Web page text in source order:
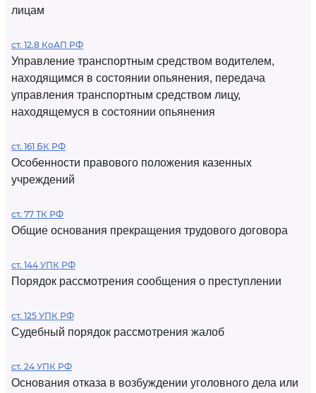
лицам
ст. 12.8 КоАП РФ
Управление транспортным средством водителем,
находящимся в состоянии опьянения, передача
управления транспортным средством лицу,
находящемуся в состоянии опьянения
ст. 161 БК РФ
Особенности правового положения казенных
учреждений
ст. 77 ТК РФ
Общие основания прекращения трудового договора
ст. 144 УПК РФ
Порядок рассмотрения сообщения о преступлении
ст. 125 УПК РФ
Судебный порядок рассмотрения жалоб
ст. 24 УПК РФ
Основания отказа в возбуждении уголовного дела или